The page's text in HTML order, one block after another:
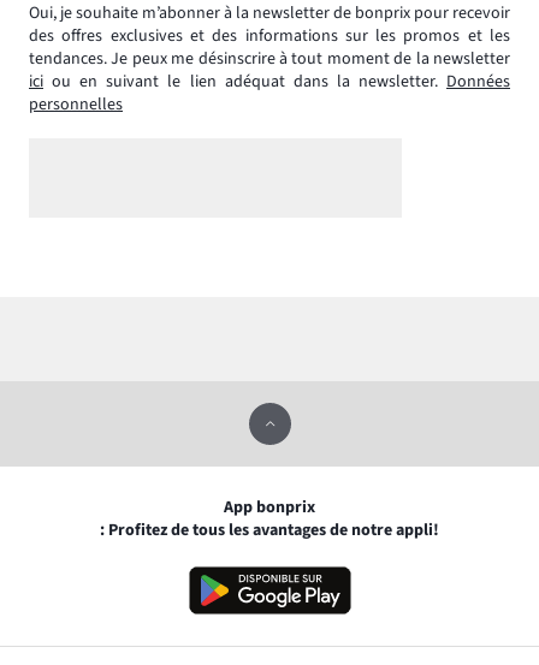
Oui, je souhaite m’abonner à la newsletter de bonprix pour recevoir
des offres exclusives et des informations sur les promos et les
tendances. Je peux me désinscrire à tout moment de la newsletter
ici ou en suivant le lien adéquat dans la newsletter. Données
personnelles
App bonprix
: Profitez de tous les avantages de notre appli!